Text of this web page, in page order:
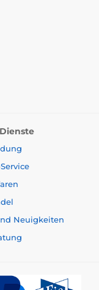
Neuigkeiten